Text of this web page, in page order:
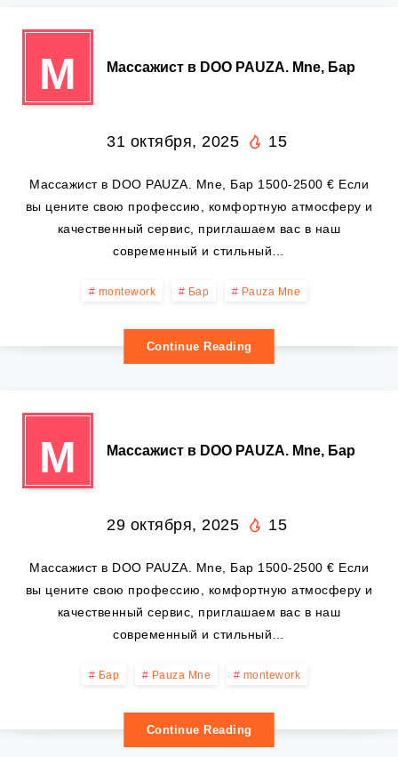
М Массажист в DOO PAUZA. Mne, Бар
31 октября, 2025 15
Массажист в DOO PAUZA. Mne, Бар 1500-2500 € Если
вы цените свою профессию, комфортную атмосферу и
качественный сервис, приглашаем вас в наш
современный и стильный…
montework Бар Pauza Mne
Continue Reading
М Массажист в DOO PAUZA. Mne, Бар
29 октября, 2025 15
Массажист в DOO PAUZA. Mne, Бар 1500-2500 € Если
вы цените свою профессию, комфортную атмосферу и
качественный сервис, приглашаем вас в наш
современный и стильный…
Бар Pauza Mne montework
Continue Reading